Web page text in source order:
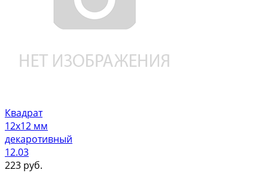
Квадрат
12х12 мм
декаротивный
12.03
223 руб.